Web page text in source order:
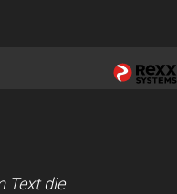
Text die